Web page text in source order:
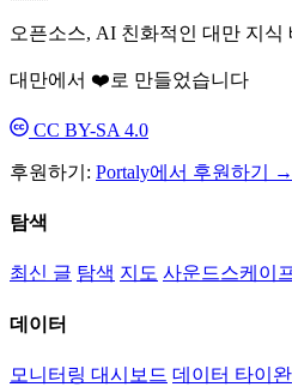
오픈소스, AI 친화적인 대만 지식
대만에서 ❤️로 만들었습니다
CC BY-SA 4.0
후원하기: Portaly에서 후원하기 →
탐색
최신 글 탐색 지도 사운드스케이
데이터
모니터링 대시보드 데이터 타이완